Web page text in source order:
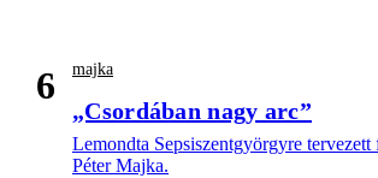
6 majka
„Csordában nagy arc”
Lemondta Sepsiszentgyörgyre tervezett
Péter Majka.